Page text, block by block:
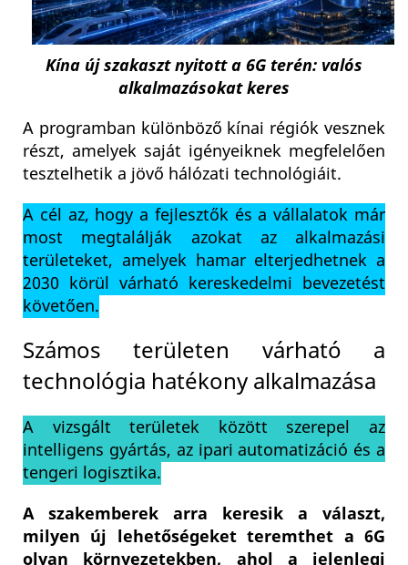
Kína új szakaszt nyitott a 6G terén: valós
alkalmazásokat keres
A programban különböző kínai régiók vesznek
részt, amelyek saját igényeiknek megfelelően
tesztelhetik a jövő hálózati technológiáit.
A cél az, hogy a fejlesztők és a vállalatok már
most megtalálják azokat az alkalmazási
területeket, amelyek hamar elterjedhetnek a
2030 körül várható kereskedelmi bevezetést
követően.
Számos területen várható a
technológia hatékony alkalmazása
A vizsgált területek között szerepel az
intelligens gyártás, az ipari automatizáció és a
tengeri logisztika.
A szakemberek arra keresik a választ,
milyen új lehetőségeket teremthet a 6G
olyan környezetekben, ahol a jelenlegi